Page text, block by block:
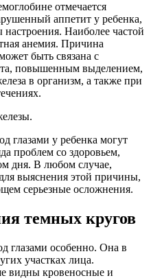
отмечается
аппетит у ребенка,
настроения. Наиболее частой
анемия. Причина
быть связана с
повышенным выделением,
в организм, а также при
глазами у ребенка могут
проблем со здоровьем,
дня. В любом случае,
выяснения этой причины,
серьезные осложнения.
темных кругов
глазами особенно. Она в
участках лица.
видны кровеносные и